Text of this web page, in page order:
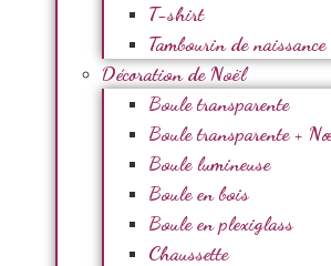
T-shirt
Tambourin de naissance
Décoration de Noël
Boule transparente
Boule transparente +
Boule lumineuse
Boule en bois
Boule en plexiglass
Chaussette